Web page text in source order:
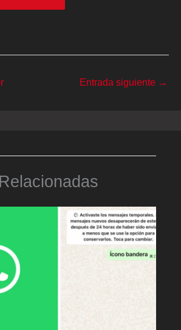
Entrada siguiente →